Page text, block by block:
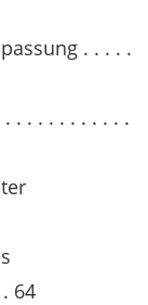
. . . . .
. . . . . . . . . . .
64